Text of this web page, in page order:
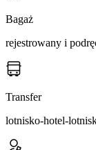
Bagaż
rejestrowany i
Transfer
lotnisko-hotel-